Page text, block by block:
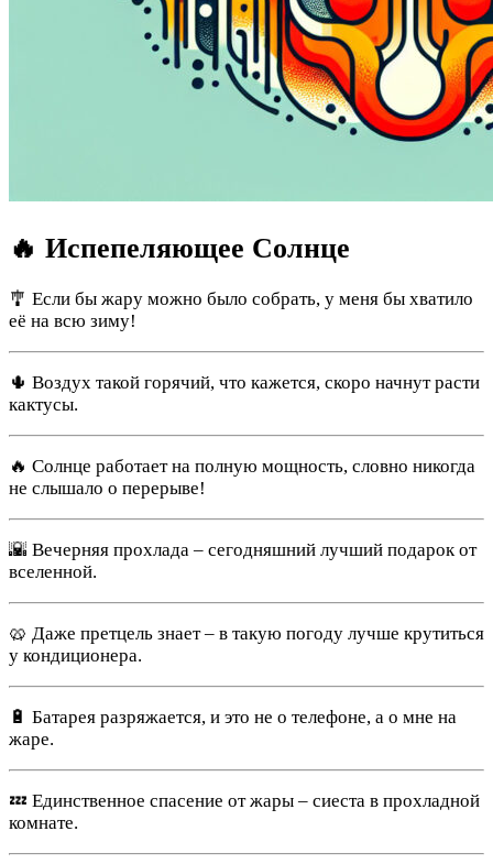
🔥 Испепеляющее Солнце
🎐 Если бы жару можно было собрать, у меня бы хватило
её на всю зиму!
🌵 Воздух такой горячий, что кажется, скоро начнут расти
кактусы.
🔥 Солнце работает на полную мощность, словно никогда
не слышало о перерыве!
🌇 Вечерняя прохлада – сегодняшний лучший подарок от
вселенной.
🥨 Даже претцель знает – в такую погоду лучше крутиться
у кондиционера.
🔋 Батарея разряжается, и это не о телефоне, а о мне на
жаре.
💤 Единственное спасение от жары – сиеста в прохладной
комнате.